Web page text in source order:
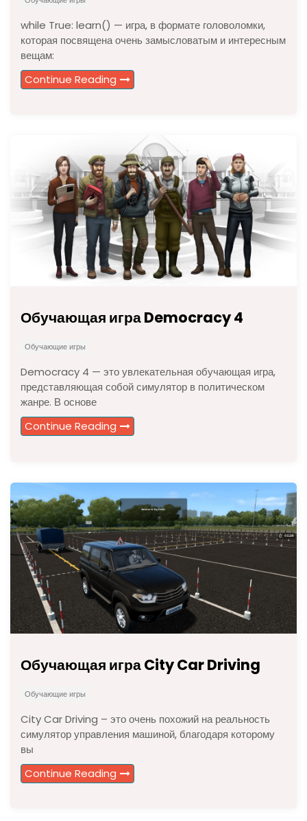
while True: learn() — игра, в формате головоломки,
которая посвящена очень замысловатым и интересным
вещам:
Continue Reading
Обучающая игра Democracy 4
Обучающие игры
Democracy 4 — это увлекательная обучающая игра,
представляющая собой симулятор в политическом
жанре. В основе
Continue Reading
Обучающая игра City Car Driving
Обучающие игры
City Car Driving – это очень похожий на реальность
симулятор управления машиной, благодаря которому
вы
Continue Reading